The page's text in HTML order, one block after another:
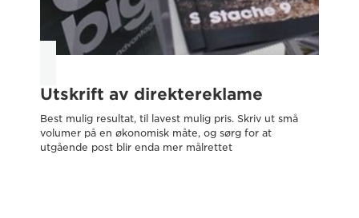
Utskrift av direktereklame
Best mulig resultat, til lavest mulig pris. Skriv ut små
volumer på en økonomisk måte, og sørg for at
utgående post blir enda mer målrettet